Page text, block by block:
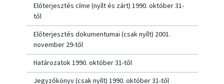
Előterjesztés címe (nyílt és zárt) 1990. október 31-
től
Előterjesztés dokumentumai (csak nyílt) 2001.
november 29-től
Határozatok 1990. október 31-től
Jegyzőkönyv (csak nyílt) 1990. október 31-től